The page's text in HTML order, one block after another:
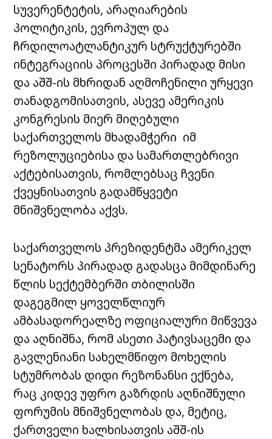
სუვერენტეტის, არაღიარების
პოლიტიკის, ევროპულ და
ჩრდილოატლანტიკურ სტრუქტურებში
ინტეგრაციის პროცესში პირადად მისი
და აშშ-ის მხრიდან აღმოჩენილი ურყევი
თანადგომისათვის, ასევე ამერიკის
კონგრესის მიერ მიღებული
საქართველოს მხადამჭერი იმ
რეზოლუციებისა და სამართლებრივი
აქტებისათვის, რომლებსაც ჩვენი
ქვეყნისათვის გადამწყვეტი
მნიშვნელობა აქვს.
საქართველოს პრეზიდენტმა ამერიკელ
სენატორს პირადად გადასცა მიმდინარე
წლის სექტემბერში თბილისში
დაგეგმილ ყოველწლიურ
ამბასადორეალზე ოფიციალური მიწვევა
და აღნიშნა, რომ ასეთი პატივსაცემი და
გავლენიანი სახელმწიფო მოხელის
სტუმრობას დიდი რეზონანსი ექნება,
რაც კიდევ უფრო გაზრდის აღნიშნული
ფორუმის მნიშვნელობას და, მეტიც,
ქართველი ხალხისათვის აშშ-ის